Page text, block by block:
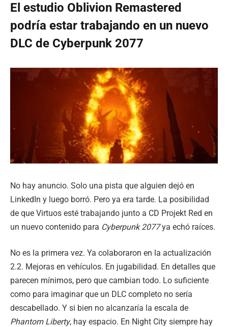
El estudio Oblivion Remastered
podría estar trabajando en un nuevo
DLC de Cyberpunk 2077
No hay anuncio. Solo una pista que alguien dejó en
LinkedIn y luego borró. Pero ya era tarde. La posibilidad
de que Virtuos esté trabajando junto a CD Projekt Red en
un nuevo contenido para Cyberpunk 2077ya echó raíces.
No es la primera vez. Ya colaboraron en la actualización
2.2. Mejoras en vehículos. En jugabilidad. En detalles que
parecen mínimos, pero que cambian todo. Lo suficiente
como para imaginar que un DLC completo no sería
descabellado. Y si bien no alcanzaría la escala de
Phantom Liberty, hay espacio. En Night City siempre hay